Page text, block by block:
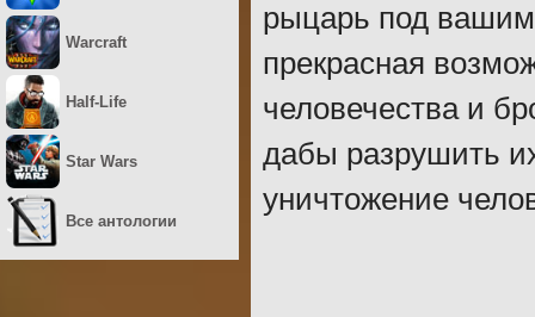
рыцарь под вашим
прекрасная
человечества и
дабы разрушить
уничтожение
Warcraft
Half-Life
Star Wars
Все антологии